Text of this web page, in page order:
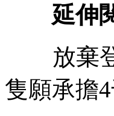
延伸閱
放棄登
隻願承擔